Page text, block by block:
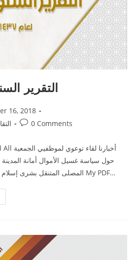
التقرير
16, 2018
0 Comments
حول سياسة غسيل الأموال أمانة
المصلى المتنقل بشرى إسلام عاملة من الجالية الفلبينية My PDF…